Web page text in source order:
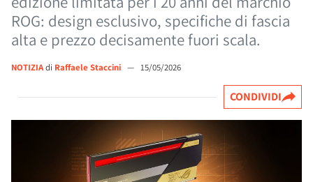
ROG: design esclusivo, specifiche di fascia
alta e prezzo decisamente fuori scala.
NOTIZIAdi Raffaele Staccini — 15/05/2026
CONDIVIDI